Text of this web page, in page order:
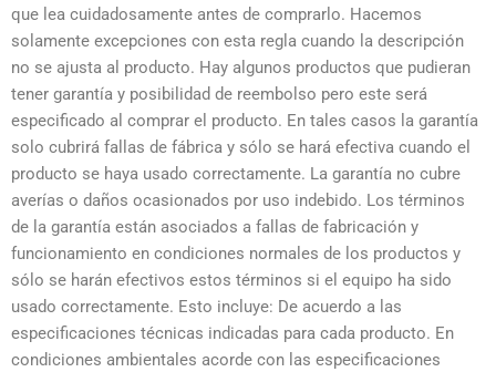
que lea cuidadosamente antes de comprarlo. Hacemos
solamente excepciones con esta regla cuando la descripción
no se ajusta al producto. Hay algunos productos que pudieran
tener garantía y posibilidad de reembolso pero este será
especificado al comprar el producto. En tales casos la garantía
solo cubrirá fallas de fábrica y sólo se hará efectiva cuando el
producto se haya usado correctamente. La garantía no cubre
averías o daños ocasionados por uso indebido. Los términos
de la garantía están asociados a fallas de fabricación y
funcionamiento en condiciones normales de los productos y
sólo se harán efectivos estos términos si el equipo ha sido
usado correctamente. Esto incluye: De acuerdo a las
especificaciones técnicas indicadas para cada producto. En
condiciones ambientales acorde con las especificaciones